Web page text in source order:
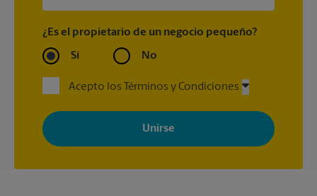
¿Es el propietario de un negocio pequeño?
Sí No
Acepto los Términos y Condiciones
Al registrarse, acepta recibir correos electrónicos de The UPS
Store con noticias, ofertas especiales, promociones y mensajes
adaptados a sus intereses. Puede darse de baja en cualquier
momento. Para más información, consulte nuestra política de